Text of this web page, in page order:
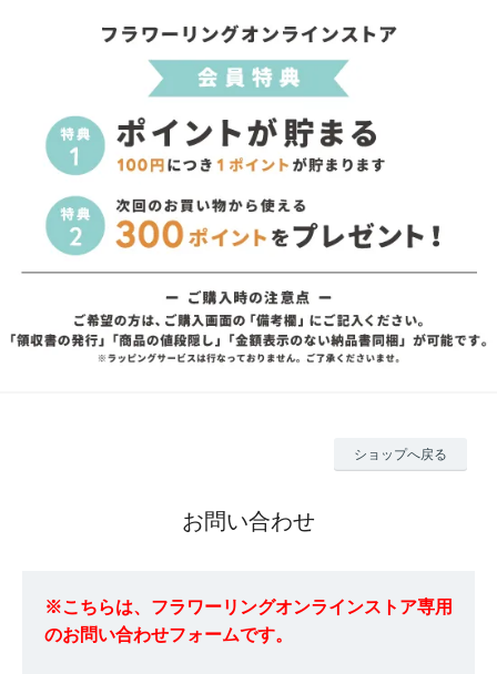
ショップへ戻る
お問い合わせ
※こちらは、フラワーリングオンラインストア専用
のお問い合わせフォームです。